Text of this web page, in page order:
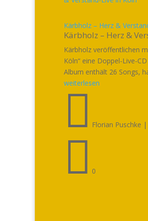
Kärbholz – Herz &
Kärbholz – Herz &
Kärbholz veröffentlichen
Köln“ eine Doppel-Live-
Album enthält 26 Songs,
weiterlesen
 Florian Puschke |
 0